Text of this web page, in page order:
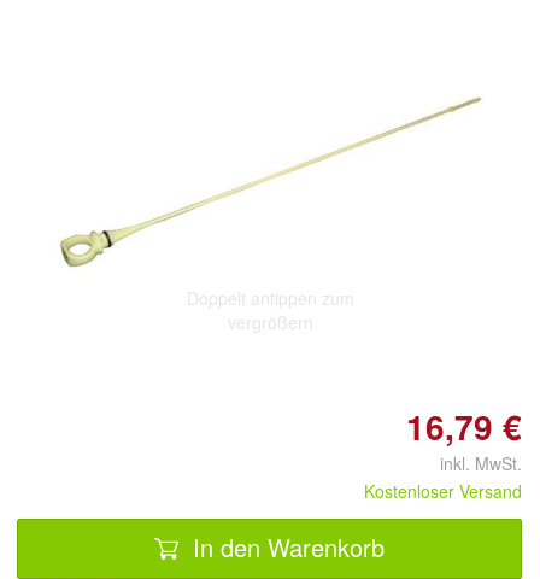
Doppelt antippen zum
vergrößern
16,79 €
inkl. MwSt.
Kostenloser Versand
In den Warenkorb